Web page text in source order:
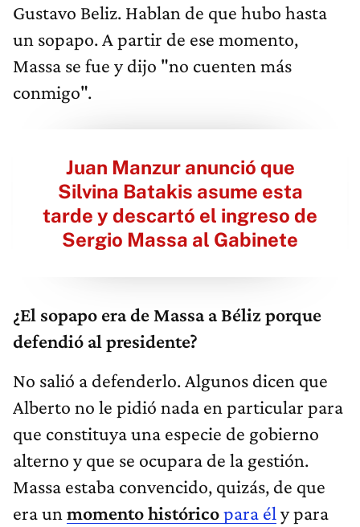
Gustavo Beliz. Hablan de que hubo hasta
un sopapo. A partir de ese momento,
Massa se fue y dijo "no cuenten más
conmigo".
Juan Manzur anunció que
Silvina Batakis asume esta
tarde y descartó el ingreso de
Sergio Massa al Gabinete
¿El sopapo era de Massa a Béliz porque
defendió al presidente?
No salió a defenderlo. Algunos dicen que
Alberto no le pidió nada en particular para
que constituya una especie de gobierno
alterno y que se ocupara de la gestión.
Massa estaba convencido, quizás, de que
era un momento históricopara él y para